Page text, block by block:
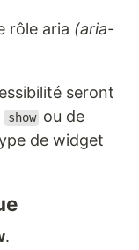
rôle aria (aria-
seront
show ou de
de widget
.